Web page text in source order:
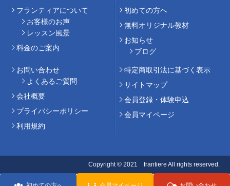
フランティアについて
お客様のお声
レッスン風景
料⾦のご案内
初めての⽅へ
無料オリジナル教材
お知らせ
ブログ
お問い合わせ
よくあるご質問
会社概要
プライバシーポリシー
利用規約
特定商取引法に基づく表示
サイトマップ
会員登録・体験申込
会員マイページ
Copyright © 2021 frantiere All rights reserved.